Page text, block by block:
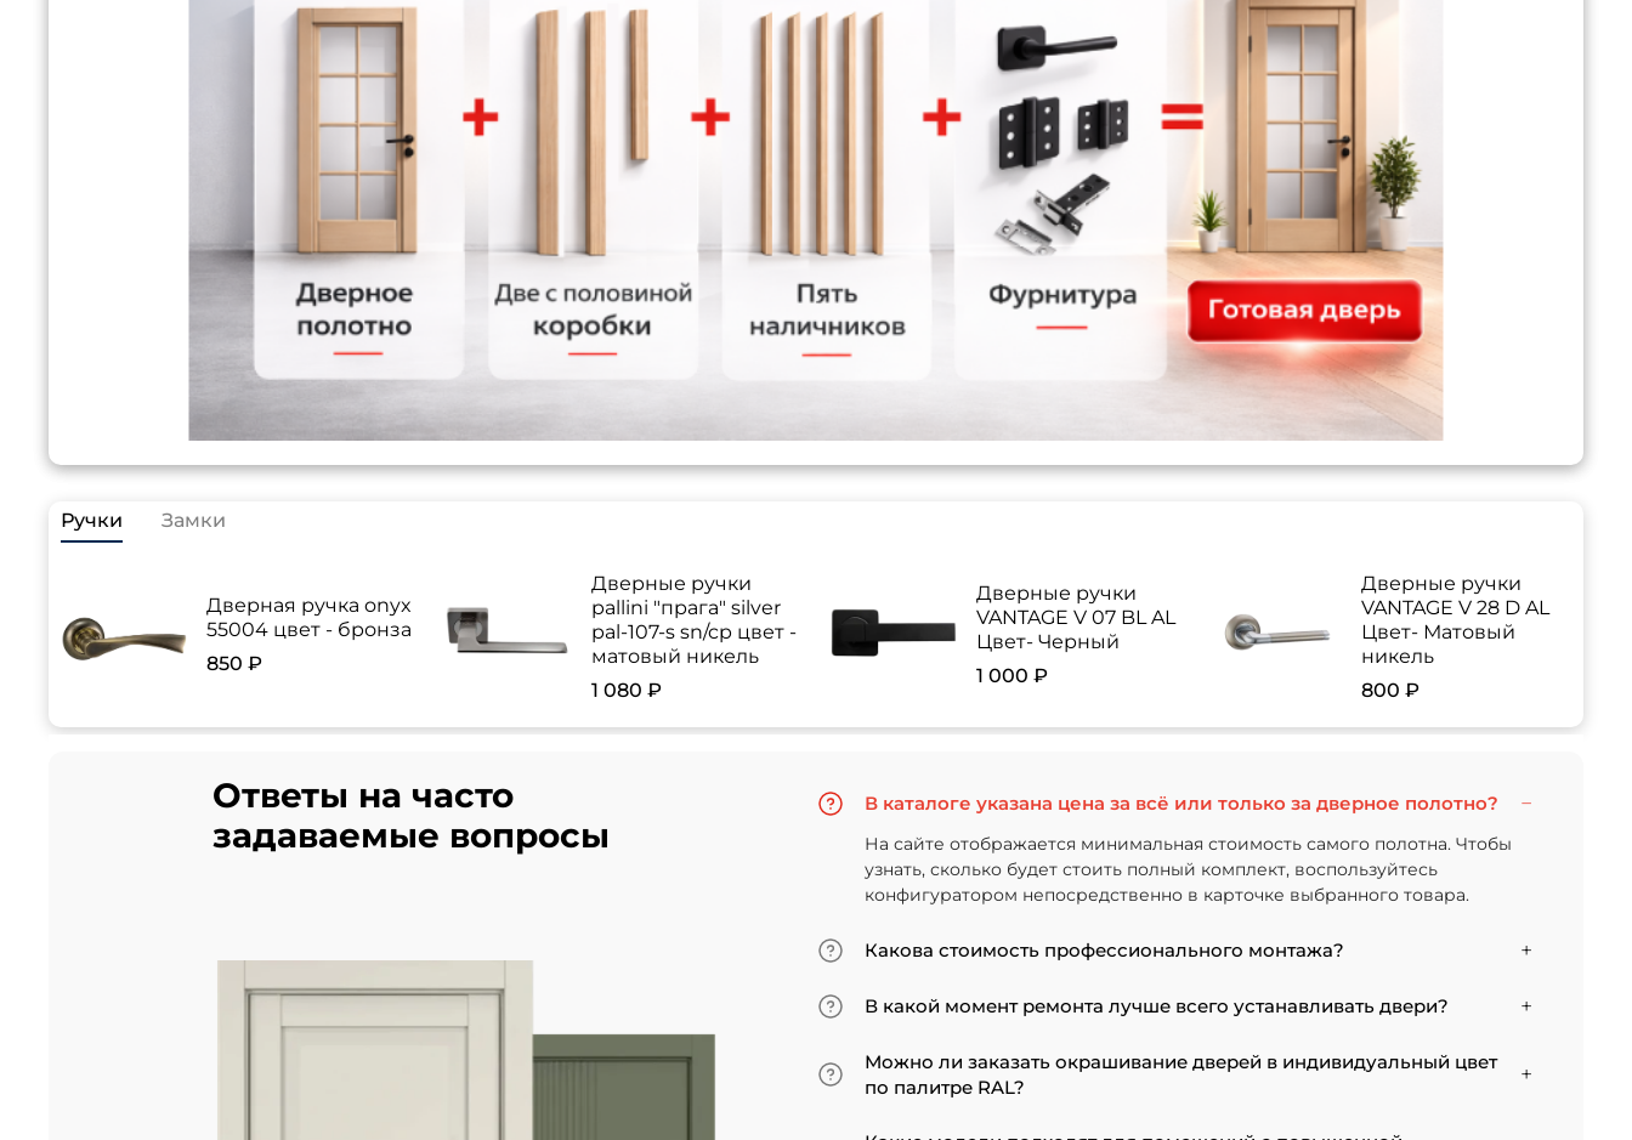
Ручки Замки
Дверная ручка onyx
55004 цвет - бронза
850 ₽
Дверные ручки
pallini "прага" silver
pal-107-s sn/cp цвет -
матовый никель
1 080 ₽
Дверные ручки
VANTAGE V 07 BL AL
Цвет- Черный
1 000 ₽
Дверные ручки
VANTAGE V 28 D AL
Цвет- Матовый
никель
800 ₽
Ответы на часто
задаваемые вопросы
В каталоге указана цена за всё или только за дверное полотно?
На сайте отображается минимальная стоимость самого полотна. Чтобы
узнать, сколько будет стоить полный комплект, воспользуйтесь
конфигуратором непосредственно в карточке выбранного товара.
Какова стоимость профессионального монтажа?
Минимальная цена за установку стандартной двери с покрытием
В какой момент ремонта лучше всего устанавливать двери?
покрытие. В противном случае из-за изменения уровня пола полотно
может не подойти по высоте, и его придется подрезать. Оптимально
Можно ли заказать окрашивание дверей в индивидуальный цвет
по палитре RAL?